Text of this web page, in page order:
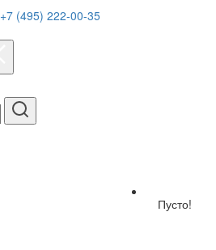
+7 (495) 222-00-35
Пусто!